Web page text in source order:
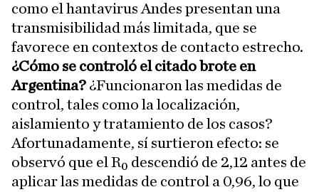
como el hantavirus Andes presentan una
transmisibilidad más limitada, que se
favorece en contextos de contacto estrecho.
¿Cómo se controló el citado brote en
Argentina? ¿Funcionaron las medidas de
control, tales como la localización,
aislamiento y tratamiento de los casos?
Afortunadamente, sí surtieron efecto: se
observó que el R₀ descendió de 2,12 antes de
aplicar las medidas de control a 0,96, lo que